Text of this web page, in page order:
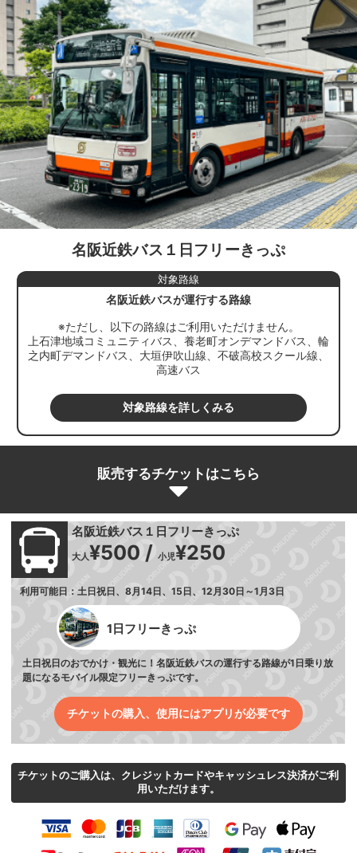
名阪近鉄バス１日フリーきっぷ
対象路線
名阪近鉄バスが運行する路線
※ただし、以下の路線はご利用いただけません。
上石津地域コミュニティバス、養老町オンデマンドバス、輪
之内町デマンドバス、大垣伊吹山線、不破高校スクール線、
高速バス
対象路線を詳しくみる
販売するチケットはこちら
名阪近鉄バス１日フリーきっぷ
大人¥500 /小児¥250
利用可能日：土日祝日、8月14日、15日、12月30日～1月3日
1日フリーきっぷ
土日祝日のおでかけ・観光に！名阪近鉄バスの運行する路線が1日乗り放
題になるモバイル限定フリーきっぷです。
チケットの購入、使用にはアプリが必要です
チケットのご購入は、クレジットカードやキャッシュレス決済がご利
用いただけます。